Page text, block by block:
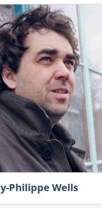
Philippe Wells